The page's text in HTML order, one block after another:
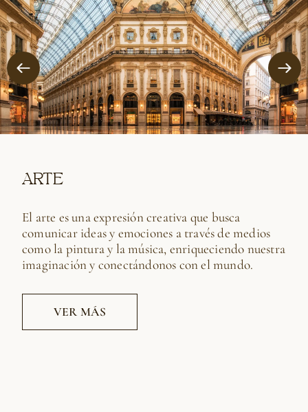
ARTE
El arte es una expresión creativa que busca
comunicar ideas y emociones a través de medios
como la pintura y la música, enriqueciendo nuestra
imaginación y conectándonos con el mundo.
VER MÁS